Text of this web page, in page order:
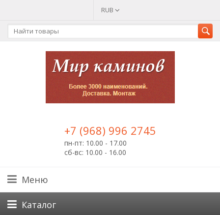
RUB
+7 (968) 996 2745
пн-пт: 10.00 - 17.00
сб-вс: 10.00 - 16.00
Меню
Каталог